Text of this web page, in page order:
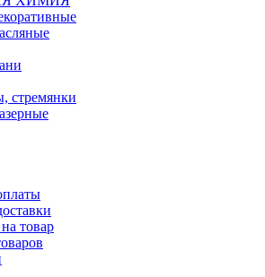
стремянки
товар